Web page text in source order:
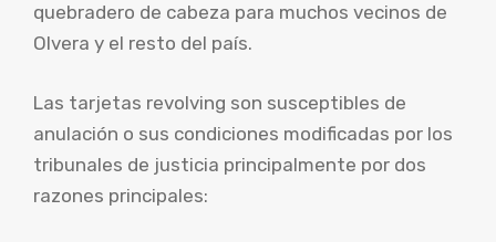
quebradero de cabeza para muchos vecinos de
Olvera y el resto del país.
Las tarjetas revolving son susceptibles de
anulación o sus condiciones modificadas por los
tribunales de justicia principalmente por dos
razones principales: